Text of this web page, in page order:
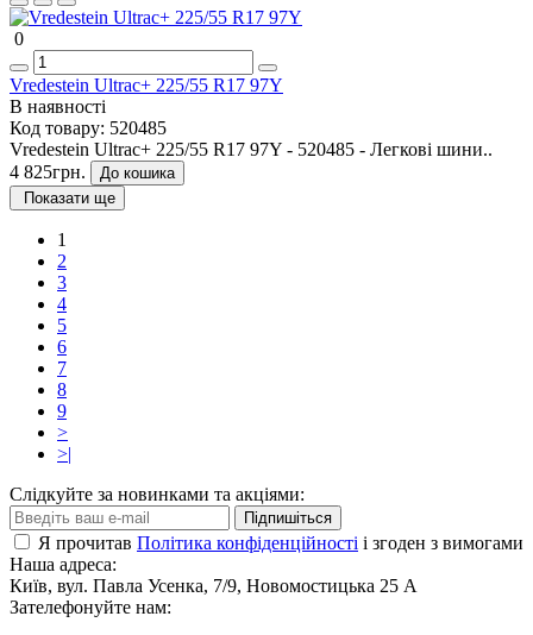
0
Vredestein Ultrac+ 225/55 R17 97Y
В наявності
Код товару: 520485
Vredestein Ultrac+ 225/55 R17 97Y - 520485 - Легкові шини..
4 825грн.
До кошика
Показати ще
1
2
3
4
5
6
7
8
9
>
>|
Слідкуйте за новинками та акціями:
Підпишіться
Я прочитав Політика конфіденційності і згоден з вимогами
Наша адреса:
Київ, вул. Павла Усенка, 7/9, Новомостицька 25 А
Зателефонуйте нам: